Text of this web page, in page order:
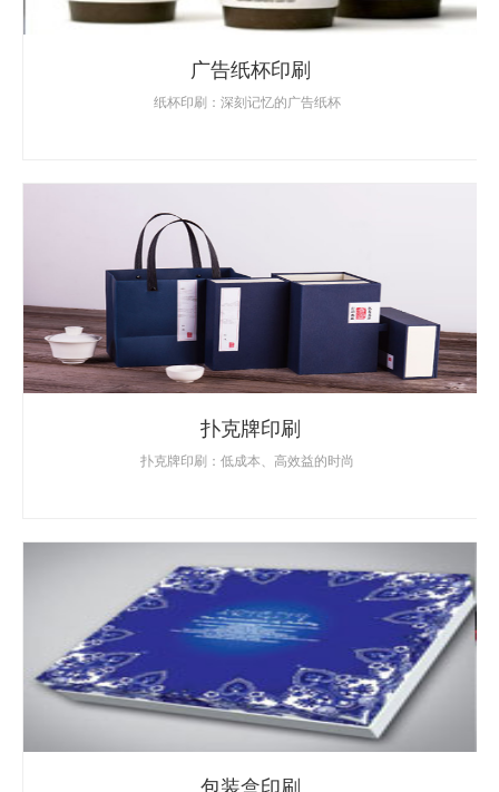
广告纸杯印刷
纸杯印刷：深刻记忆的广告纸杯
扑克牌印刷
扑克牌印刷：低成本、高效益的时尚
包装盒印刷